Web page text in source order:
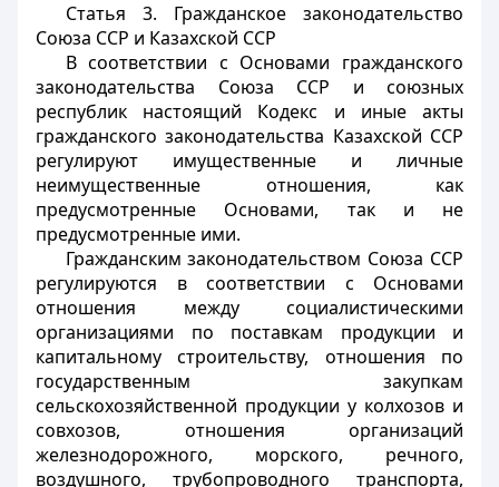
Статья 3. Гражданское законодательство
Союза ССР и Казахской ССР
В соответствии с Основами гражданского
законодательства Союза ССР и союзных
республик настоящий Кодекс и иные акты
гражданского законодательства Казахской ССР
регулируют имущественные и личные
неимущественные отношения, как
предусмотренные Основами, так и не
предусмотренные ими.
Гражданским законодательством Союза ССР
регулируются в соответствии с Основами
отношения между социалистическими
организациями по поставкам продукции и
капитальному строительству, отношения по
государственным закупкам
сельскохозяйственной продукции у колхозов и
совхозов, отношения организаций
железнодорожного, морского, речного,
воздушного, трубопроводного транспорта,